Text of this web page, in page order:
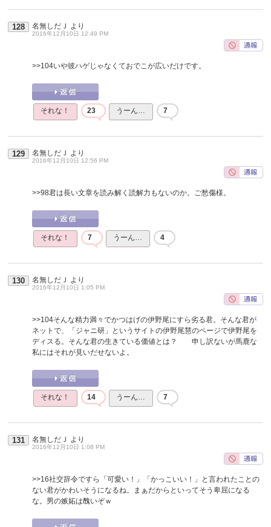
128 名無しだＪ より
2016年12月10日 12:49 PM
>>104いや彼ハゲじゃなくておでこが広いだけです。
それな！ 23 うーん… 7
129 名無しだＪ より
2016年12月10日 12:56 PM
>>98君は長い文章を読み解く読解力もないのか。ご愁傷様。
それな！ 7 うーん… 4
130 名無しだＪ より
2016年12月10日 1:05 PM
>>104そんな精力満々でかつはげの伊野尾にすら劣る君。そんな君が
ネットで、「ジャニ研」というサイトの伊野尾慧のページで伊野尾を
ディスる。そんな君の生きている価値とは？ 申し訳ないが馬鹿な
私にはそれが見いだせないよ。
それな！ 14 うーん… 7
131 名無しだＪ より
2016年12月10日 1:08 PM
>>16社交辞令ですら「可愛い！」「かっこいい！」と言われたことの
ない君がかわいそうになるね。まぁだからといってそう卑屈になる
な。男の嫉妬は醜いぞｗ